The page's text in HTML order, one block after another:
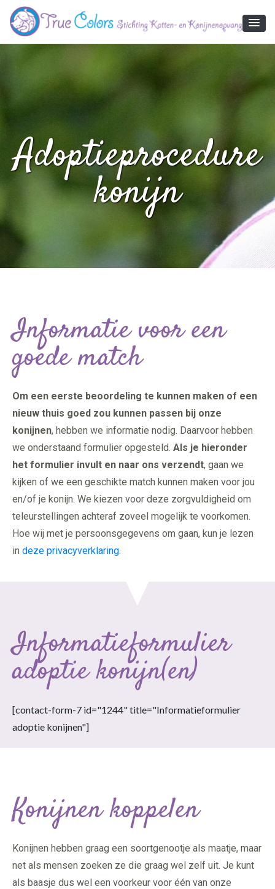
True Colors
Adoptieprocedure
konijn
Informatie voor een
goede match
Om een eerste beoordeling te kunnen maken of een
nieuw thuis goed zou kunnen passen bij onze
konijnen, hebben we informatie nodig. Daarvoor hebben
we onderstaand formulier opgesteld. Als je hieronder
het formulier invult en naar ons verzendt, gaan we
kijken of we een geschikte match kunnen maken voor jou
en/of je konijn. We kiezen voor deze zorgvuldigheid om
teleurstellingen achteraf zoveel mogelijk te voorkomen.
Hoe wij met je persoonsgegevens om gaan, kun je lezen
in deze privacyverklaring.
Informatieformulier
adoptie konijn(en)
[contact-form-7 id="1244" title="Informatieformulier
adoptie konijnen"]
Konijnen koppelen
Konijnen hebben graag een soortgenootje als maatje, maar
net als mensen zoeken ze die graag wel zelf uit. Je kunt
als baasje dus wel een voorkeur voor één van onze